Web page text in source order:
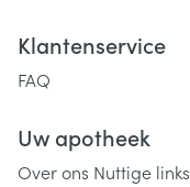
Klantenservice
FAQ
Uw apotheek
Over ons Nuttige links